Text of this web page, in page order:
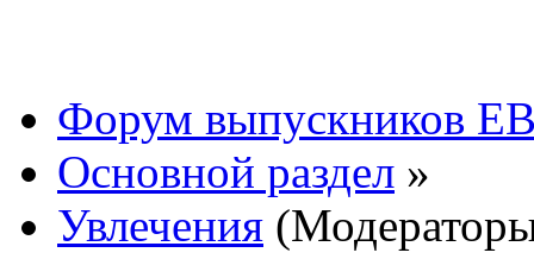
Форум выпускников
Основной раздел »
Увлечения